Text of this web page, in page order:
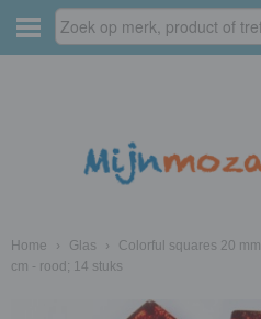
Home › Glas › Colorful squares 20 mm
cm - rood; 14 stuks